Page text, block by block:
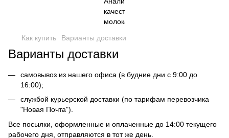
Как купить Варианты доставки
Варианты доставки
самовывоз из нашего офиса (в будние дни с 9:00 до
16:00);
службой курьерской доставки (по тарифам перевозчика
"Новая Почта").
Все посылки, оформленные и оплаченные до 14:00 текущего
рабочего дня, отправляются в тот же день.